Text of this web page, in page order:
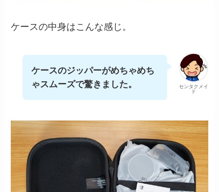
ケースの中身はこんな感じ。
センタクメイ
ド
ケースのジッパーがめちゃめち
ゃスムーズで驚きました。